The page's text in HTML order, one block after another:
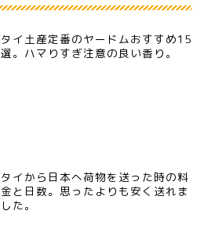
タイ土産定番のヤードムおすすめ15
選。ハマりすぎ注意の良い香り。
タイから日本へ荷物を送った時の料
金と日数。思ったよりも安く送れま
した。